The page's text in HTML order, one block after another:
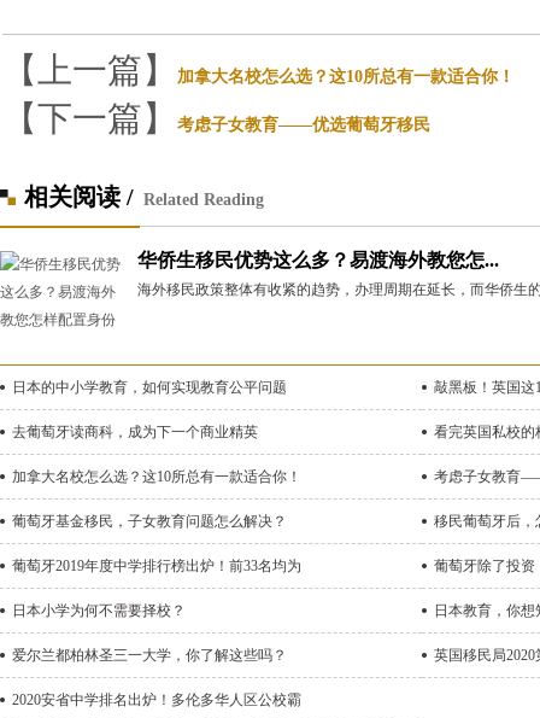
【上一篇】 加拿大名校怎么选？这10所总有一款适合你！
【下一篇】 考虑子女教育——优选葡萄牙移民
相关阅读 / Related Reading
华侨生移民优势这么多？易渡海外教您怎...
海外移民政策整体有收紧的趋势，办理周期在延长，而华侨生
日本的中小学教育，如何实现教育公平问题 敲黑板！英国这
去葡萄牙读商科，成为下一个商业精英 看完英国私校的
加拿大名校怎么选？这10所总有一款适合你！ 考虑子女教育
葡萄牙基金移民，子女教育问题怎么解决？ 移民葡萄牙后，
葡萄牙2019年度中学排行榜出炉！前33名均为 葡萄牙除了投资
日本小学为何不需要择校？ 日本教育，你
爱尔兰都柏林圣三一大学，你了解这些吗？ 英国移民局
2020安省中学排名出炉！多伦多华人区公校霸